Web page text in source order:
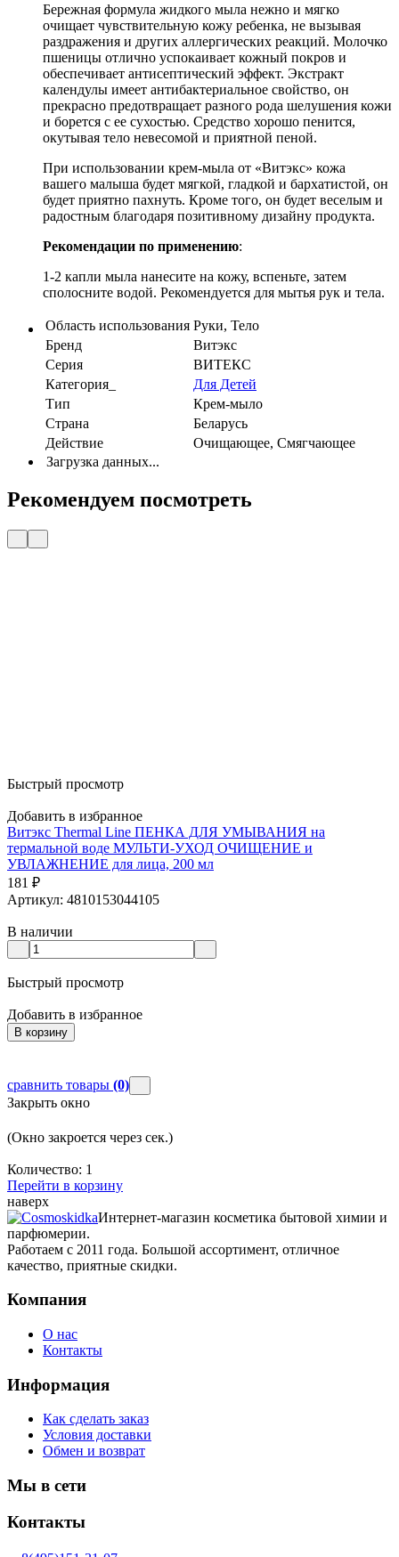
Бережная формула жидкого мыла нежно и мягко
очищает чувствительную кожу ребенка, не вызывая
раздражения и других аллергических реакций. Молочко
пшеницы отлично успокаивает кожный покров и
обеспечивает антисептический эффект. Экстракт
календулы имеет антибактериальное свойство, он
прекрасно предотвращает разного рода шелушения кожи
и борется с ее сухостью. Средство хорошо пенится,
окутывая тело невесомой и приятной пеной.
При использовании крем-мыла от «Витэкс» кожа
вашего малыша будет мягкой, гладкой и бархатистой, он
будет приятно пахнуть. Кроме того, он будет веселым и
радостным благодаря позитивному дизайну продукта.
Рекомендации по применению:
1-2 капли мыла нанесите на кожу, вспеньте, затем
сполосните водой. Рекомендуется для мытья рук и тела.
Область использования Руки, Тело
Бренд
Витэкс
Серия
ВИТЕКС
Категория_
Для Детей
Тип
Крем-мыло
Страна
Беларусь
Действие
Очищающее, Смягчающее
Загрузка данных...
Рекомендуем посмотреть
Быстрый просмотр
Добавить в избранное
Витэкс Thermal Line ПЕНКА ДЛЯ УМЫВАНИЯ на
термальной воде МУЛЬТИ-УХОД ОЧИЩЕНИЕ и
УВЛАЖНЕНИЕ для лица, 200 мл
181
₽
Артикул: 4810153044105
В наличии
Быстрый просмотр
Добавить в избранное
В корзину
сравнить товары (0)
Закрыть окно
(Окно закроется через сек.)
Количество: 1
Перейти в корзину
наверх
Интернет-магазин косметика бытовой химии и
парфюмерии.
Работаем с 2011 года. Большой ассортимент, отличное
качество, приятные скидки.
Компания
О нас
Контакты
Информация
Как сделать заказ
Условия доставки
Обмен и возврат
Мы в сети
Контакты